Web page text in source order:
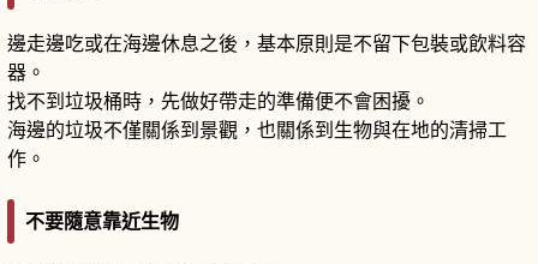
邊走邊吃或在海邊休息之後，基本原則是不留下包裝或飲料容
器。
找不到垃圾桶時，先做好帶走的準備便不會困擾。
海邊的垃圾不僅關係到景觀，也關係到生物與在地的清掃工
作。
不要隨意靠近生物